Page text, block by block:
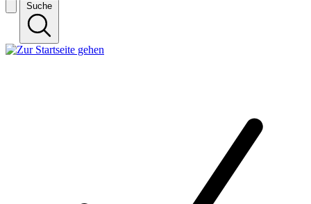
Suche